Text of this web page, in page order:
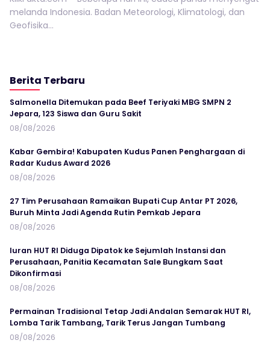
melanda Indonesia. Badan Meteorologi, Klimatologi, dan
Geofisika...
Berita Terbaru
Salmonella Ditemukan pada Beef Teriyaki MBG SMPN 2
Jepara, 123 Siswa dan Guru Sakit
08/08/2026
Kabar Gembira! Kabupaten Kudus Panen Penghargaan di
Radar Kudus Award 2026
08/08/2026
27 Tim Perusahaan Ramaikan Bupati Cup Antar PT 2026,
Buruh Minta Jadi Agenda Rutin Pemkab Jepara
08/08/2026
Iuran HUT RI Diduga Dipatok ke Sejumlah Instansi dan
Perusahaan, Panitia Kecamatan Sale Bungkam Saat
Dikonfirmasi
08/08/2026
Permainan Tradisional Tetap Jadi Andalan Semarak HUT RI,
Lomba Tarik Tambang, Tarik Terus Jangan Tumbang
08/08/2026